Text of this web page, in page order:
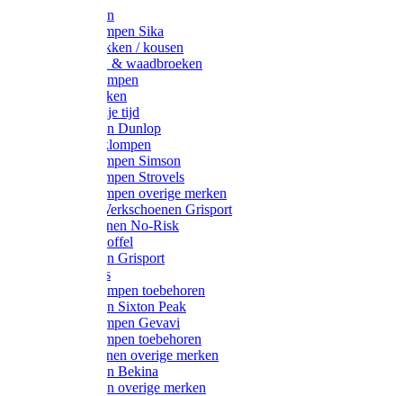
Werksokken
Schoenklompen Sika
Thermo sokken / kousen
Lieslaarzen & waadbroeken
Houten klompen
Wandelsokken
Laarzen vrije tijd
Werklaarzen Dunlop
Kunststof klompen
Schoenklompen Simson
Schoenklompen Strovels
Schoenklompen overige merken
Wandel-/ Werkschoenen Grisport
Werkschoenen No-Risk
Klomppantoffel
Werklaarzen Grisport
Accessoires
Houten klompen toebehoren
Werklaarzen Sixton Peak
Schoenklompen Gevavi
Schoenklompen toebehoren
Werkschoenen overige merken
Werklaarzen Bekina
Werklaarzen overige merken